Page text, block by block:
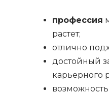
профессия
растет;
отлично
достойный
карьерного